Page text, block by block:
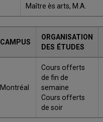
Maître ès arts, M.A.
CAMPUS
ORGANISATION
DES ÉTUDES
Montréal
Cours offerts
de fin de
semaine
Cours offerts
de soir